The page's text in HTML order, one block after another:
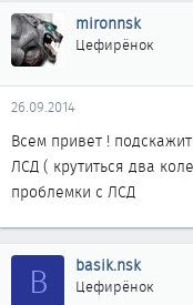
mironnsk
Цефирёнок
26.09.2014
Всем привет !
ЛСД ( крутиться два
проблемки с ЛСД
B basik.nsk
Цефирёнок